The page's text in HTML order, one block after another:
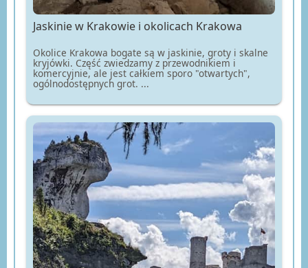
Jaskinie w Krakowie i okolicach Krakowa
Okolice Krakowa bogate są w jaskinie, groty i skalne
kryjówki. Część zwiedzamy z przewodnikiem i
komercyjnie, ale jest całkiem sporo "otwartych",
ogólnodostępnych grot. ...